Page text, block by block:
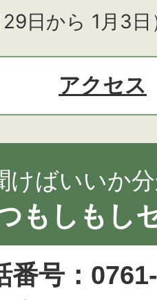
日から 1月3
アクセス
けばいいか
もしもし
番号：